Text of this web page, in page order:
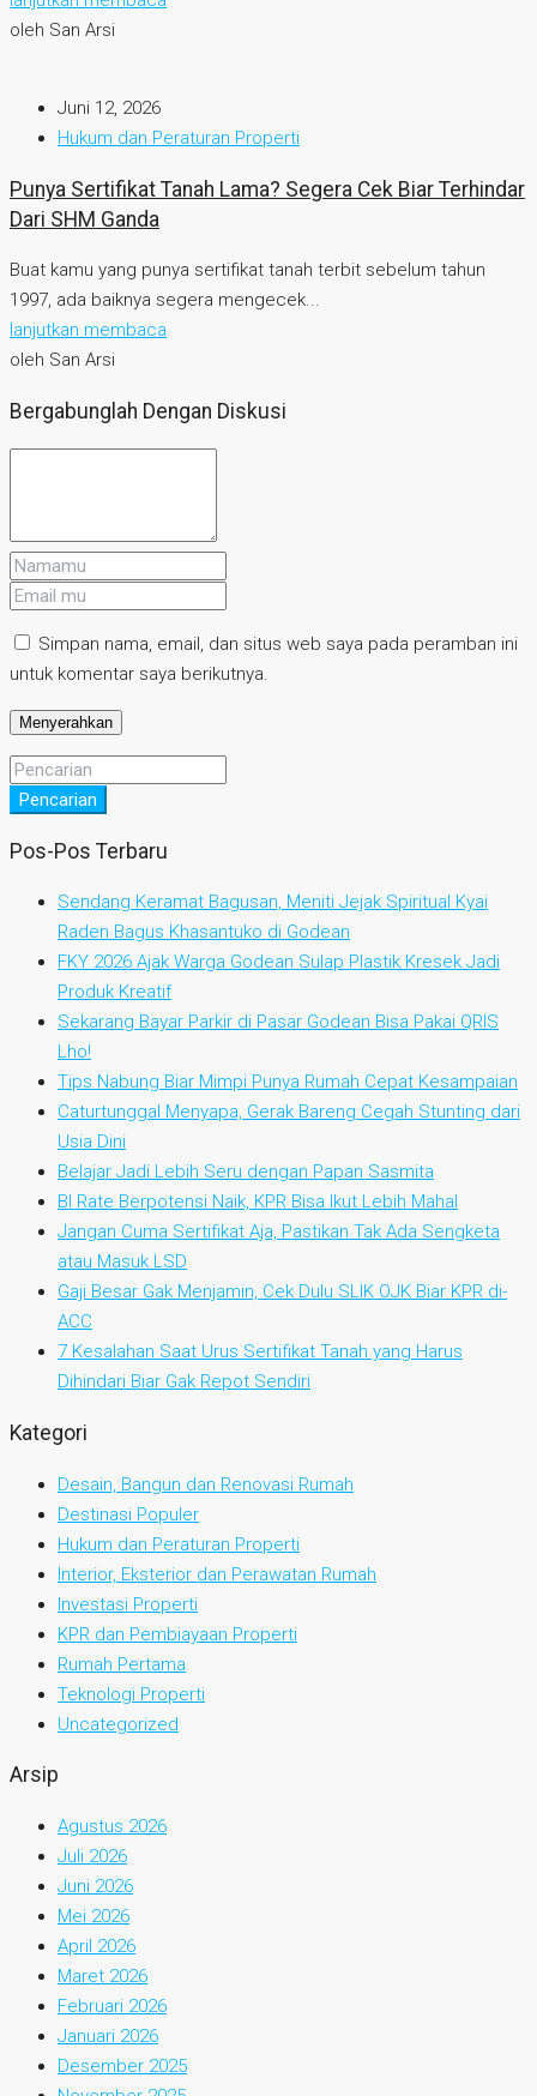
oleh San Arsi
Juni 12, 2026
Hukum dan Peraturan Properti
Punya Sertifikat Tanah Lama? Segera Cek Biar Terhindar
Dari SHM Ganda
Buat kamu yang punya sertifikat tanah terbit sebelum tahun
1997, ada baiknya segera mengecek...
lanjutkan membaca
oleh San Arsi
Bergabunglah Dengan Diskusi
Simpan nama, email, dan situs web saya pada peramban ini
untuk komentar saya berikutnya.
Pencarian
Pos-Pos Terbaru
Sendang Keramat Bagusan, Meniti Jejak Spiritual Kyai
Raden Bagus Khasantuko di Godean
FKY 2026 Ajak Warga Godean Sulap Plastik Kresek Jadi
Produk Kreatif
Sekarang Bayar Parkir di Pasar Godean Bisa Pakai QRIS
Lho!
Tips Nabung Biar Mimpi Punya Rumah Cepat Kesampaian
Caturtunggal Menyapa, Gerak Bareng Cegah Stunting dari
Usia Dini
Belajar Jadi Lebih Seru dengan Papan Sasmita
BI Rate Berpotensi Naik, KPR Bisa Ikut Lebih Mahal
Jangan Cuma Sertifikat Aja, Pastikan Tak Ada Sengketa
atau Masuk LSD
Gaji Besar Gak Menjamin, Cek Dulu SLIK OJK Biar KPR di-
ACC
7 Kesalahan Saat Urus Sertifikat Tanah yang Harus
Dihindari Biar Gak Repot Sendiri
Kategori
Desain, Bangun dan Renovasi Rumah
Destinasi Populer
Hukum dan Peraturan Properti
Interior, Eksterior dan Perawatan Rumah
Investasi Properti
KPR dan Pembiayaan Properti
Rumah Pertama
Teknologi Properti
Uncategorized
Arsip
Agustus 2026
Juli 2026
Juni 2026
Mei 2026
April 2026
Maret 2026
Februari 2026
Januari 2026
Desember 2025